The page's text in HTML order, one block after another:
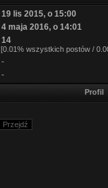
19 lis 2015, o 15:00
4 maja 2016, o 14:01
14
[0.01% wszystkich postów /
-
-
Profil